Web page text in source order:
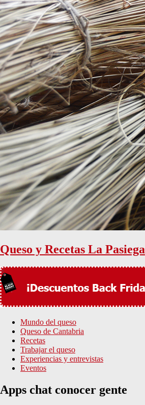
Queso y Recetas La Pasiega
Mundo del queso
Queso de Cantabria
Recetas
Trabajar el queso
Experiencias y entrevistas
Eventos
Apps chat conocer gente